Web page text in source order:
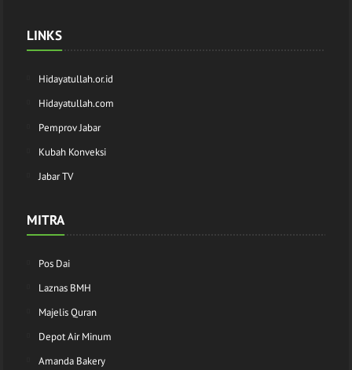
LINKS
Hidayatullah.or.id
Hidayatullah.com
Pemprov Jabar
Kubah Konveksi
Jabar TV
MITRA
Pos Dai
Laznas BMH
Majelis Quran
Depot Air Minum
Amanda Bakery